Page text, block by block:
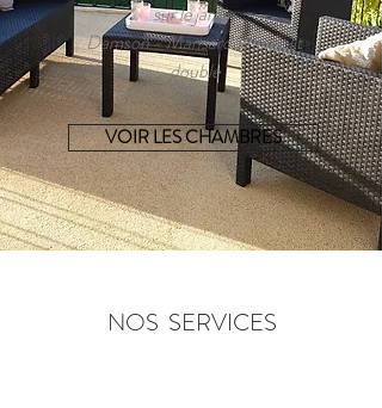
sur le jardin
Damson - Mansardée avec lit
double
VOIR LES CHAMBRES
NOS SERVICES